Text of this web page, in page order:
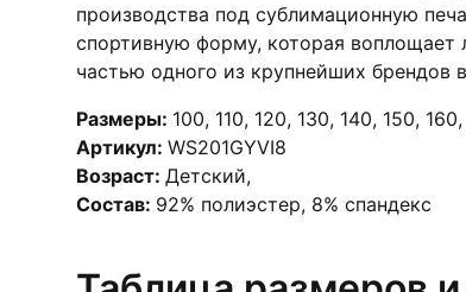
производства под сублимационную
спортивную форму, которая воплощает
частью одного из крупнейших брендов
Размеры: 100, 110, 120, 130, 140, 150, 160,
Артикул: WS201GYVI8
Возраст: Детский,
Состав: 92% полиэстер, 8% спандекс